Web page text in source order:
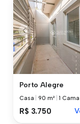
Porto Alegre
Casa |90 m² |1 Cama
R$ 3.750